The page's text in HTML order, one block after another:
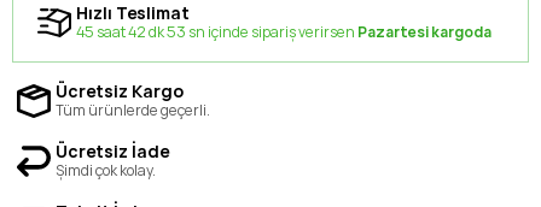
Hızlı Teslimat
45 saat 42 dk 53 sn içinde sipariş verirsen Pazartesi kargoda
Ücretsiz Kargo
Tüm ürünlerde geçerli.
Ücretsiz İade
Şimdi çok kolay.